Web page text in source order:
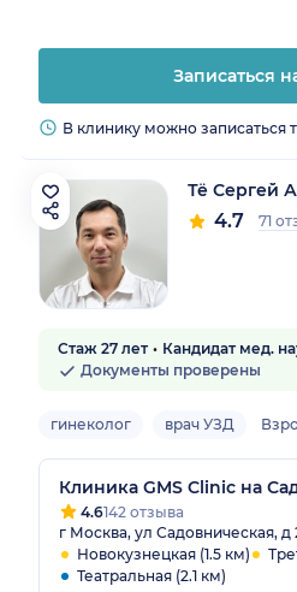
Записаться
В клинику можно записаться
Тё Сергей
4.7 71
Стаж 27 лет
Кандидат мед.
Документы проверены
гинеколог врач УЗД
Клиника GMS Clinic на
4.6142 отзыва
г Москва, ул Садовническая, д
Новокузнецкая (1.5 км)
Театральная (2.1 км)